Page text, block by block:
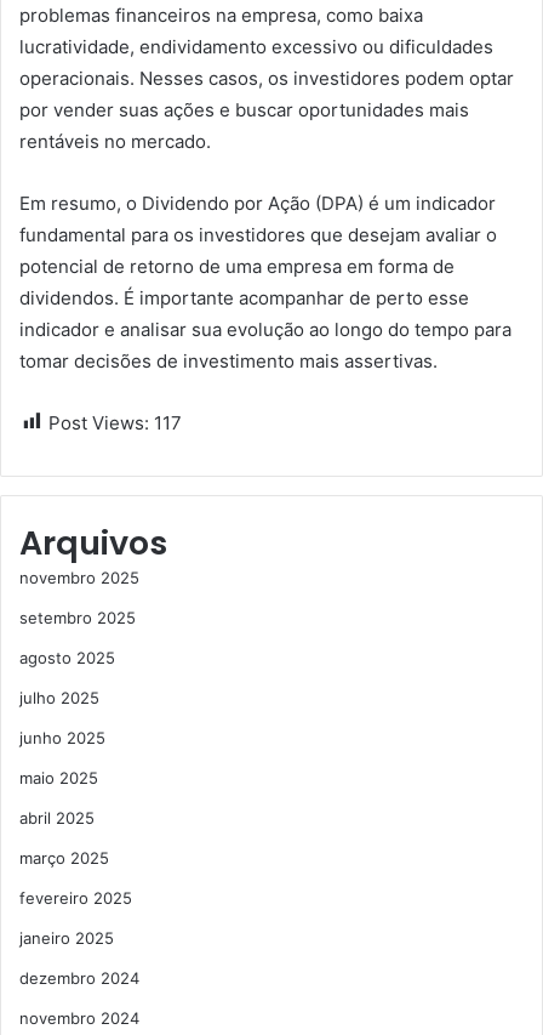
problemas financeiros na empresa, como baixa
lucratividade, endividamento excessivo ou dificuldades
operacionais. Nesses casos, os investidores podem optar
por vender suas ações e buscar oportunidades mais
rentáveis no mercado.
Em resumo, o Dividendo por Ação (DPA) é um indicador
fundamental para os investidores que desejam avaliar o
potencial de retorno de uma empresa em forma de
dividendos. É importante acompanhar de perto esse
indicador e analisar sua evolução ao longo do tempo para
tomar decisões de investimento mais assertivas.
Post Views: 117
Arquivos
novembro 2025
setembro 2025
agosto 2025
julho 2025
junho 2025
maio 2025
abril 2025
março 2025
fevereiro 2025
janeiro 2025
dezembro 2024
novembro 2024